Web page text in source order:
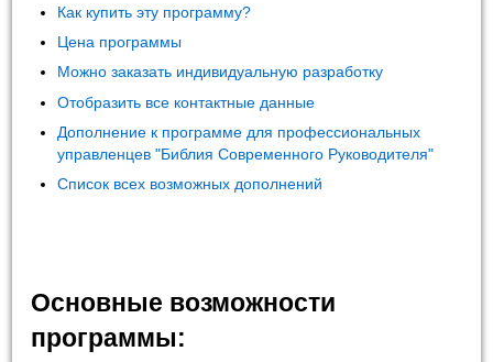
Как купить эту программу?
Цена программы
Можно заказать индивидуальную разработку
Отобразить все контактные данные
Дополнение к программе для профессиональных
управленцев "Библия Современного Руководителя"
Список всех возможных дополнений
Основные возможности
программы: